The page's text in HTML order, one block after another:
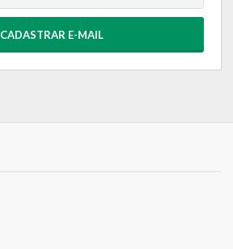
CADASTRAR E-MAIL